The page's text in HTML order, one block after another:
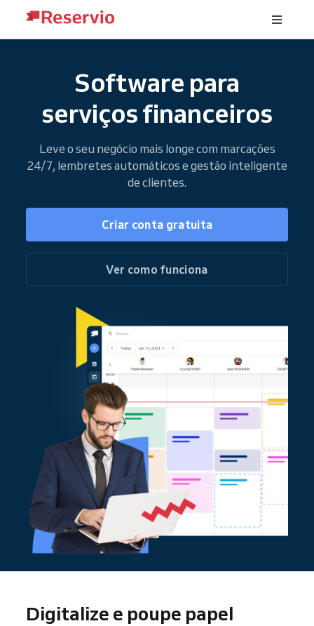
Software para
serviços financeiros
Leve o seu negócio mais longe com marcações
24/7, lembretes automáticos e gestão inteligente
de clientes.
Criar conta gratuita
Ver como funciona
Digitalize e poupe papel